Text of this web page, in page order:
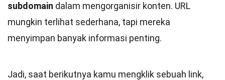
subdomain dalam mengorganisir konten. URL
mungkin terlihat sederhana, tapi mereka
menyimpan banyak informasi penting.
Jadi, saat berikutnya kamu mengklik sebuah link,